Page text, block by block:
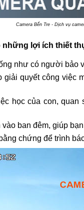
Camera Bến Tre - Dịch vụ
những lợi ích thiết
như có người bảo
quyết công việc
học của con,
ban đêm, giúp
chứng để trình